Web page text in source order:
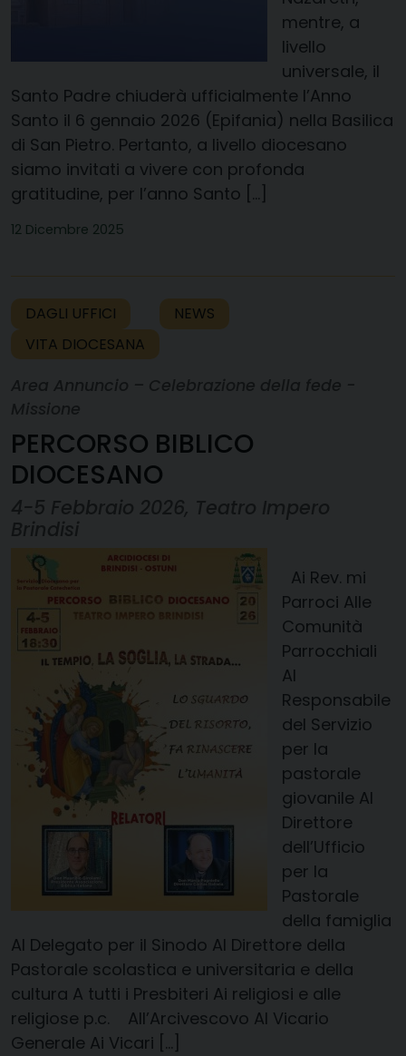
mentre, a
livello
universale, il
Santo Padre chiuderà ufficialmente l’Anno
Santo il 6 gennaio 2026 (Epifania) nella Basilica
di San Pietro. Pertanto, a livello diocesano
siamo invitati a vivere con profonda
gratitudine, per l’anno Santo […]
12 Dicembre 2025
DAGLI UFFICI
NEWS
VITA DIOCESANA
PERCORSO BIBLICO
DIOCESANO
Ai Rev. mi
Parroci Alle
Comunità
Parrocchiali
Al
Responsabile
del Servizio
per la
pastorale
giovanile Al
Direttore
dell’Ufficio
per la
Pastorale
della famiglia
Al Delegato per il Sinodo Al Direttore della
Pastorale scolastica e universitaria e della
cultura A tutti i Presbiteri Ai religiosi e alle
religiose p.c. All’Arcivescovo Al Vicario
Generale Ai Vicari […]